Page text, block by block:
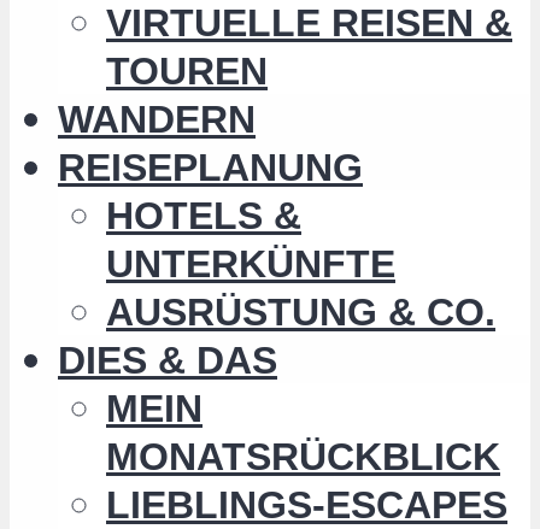
VIRTUELLE REISEN &
TOUREN
WANDERN
REISEPLANUNG
HOTELS &
UNTERKÜNFTE
AUSRÜSTUNG & CO.
DIES & DAS
MEIN
MONATSRÜCKBLICK
LIEBLINGS-ESCAPES